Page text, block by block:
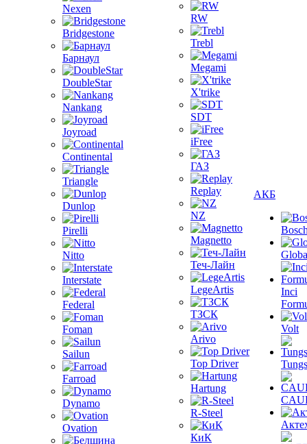
Nexen
Bridgestone
Барнаул
DoubleStar
Nankang
Joyroad
Continental
Triangle
Dunlop
Pirelli
Nitto
Interstate
Federal
Foman
Sailun
Farroad
Dynamo
Ovation
RW
Trebl
Megami
X'trike
SDT
iFree
ГАЗ
Replay
NZ
Magnetto
Теч-Лайн
LegeArtis
ТЗСК
Arivo
Top Driver
Hartung
R-Steel
КиК
АКБ
Inci
Volt